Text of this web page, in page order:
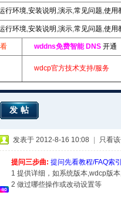
行环境,安装说明 ,演示,常见问题,使用
行环境,安装说明 ,演示,常见问题,使用
wddns免费智能 DNS 开通
wdcp官方技术支持/服务
发帖
发表于 2012-8-16 10:08 只看
提问三步曲: 提问先看教程/FAQ索
1 提供详细，如系统版本,wdcp版
2 做过哪些操作或改动设置等